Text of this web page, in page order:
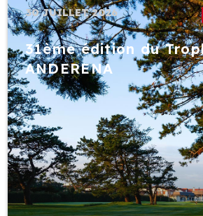
30 JUILLET 2026
31ème édition du
ANDERENA